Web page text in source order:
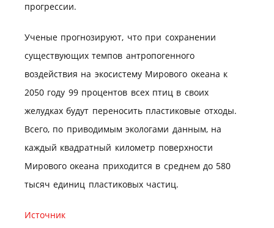
прогрессии.
Ученые прогнозируют, что при сохранении
существующих темпов антропогенного
воздействия на экосистему Мирового океана к
2050 году 99 процентов всех птиц в своих
желудках будут переносить пластиковые отходы.
Всего, по приводимым экологами данным, на
каждый квадратный километр поверхности
Мирового океана приходится в среднем до 580
тысяч единиц пластиковых частиц.
Источник